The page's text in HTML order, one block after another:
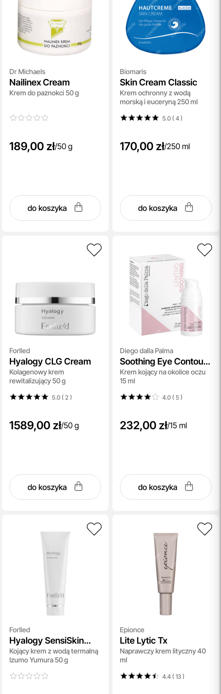
Dr Michaels
Nailinex Cream
Krem do paznokci 50 g
189,00 zł/50 g
do koszyka
Biomaris
Skin Cream Classic
Krem ochronny z wodą
morską i euceryną 250 ml
5.0 ( 4)
170,00 zł/250 ml
do koszyka
Forlled
Hyalogy CLG Cream
Kolagenowy krem
rewitalizujący 50 g
5.0 ( 2 )
1589,00 zł/50 g
do koszyka
Diego dalla Palma
Soothing Eye Contour
Cream
Krem kojący na okolice oczu
15 ml
4.0 ( 5)
232,00 zł/15 ml
do koszyka
Forlled
Hyalogy SensiSkin
Cream
Kojący krem z wodą termalną
Izumo Yumura 50 g
Epionce
Lite Lytic Tx
Naprawczy krem lityczny 40
ml
4.4 ( 13)